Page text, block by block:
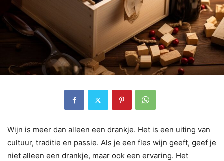
Wijn is meer dan alleen een drankje. Het is een uiting van
cultuur, traditie en passie. Als je een fles wijn geeft, geef je
niet alleen een drankje, maar ook een ervaring. Het